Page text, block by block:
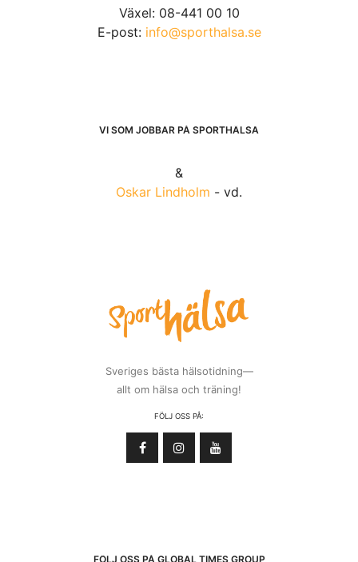
Växel: 08-441 00 10
E-post: info@sporthalsa.se
VI SOM JOBBAR PÅ SPORTHÄLSA
&
Oskar Lindholm - vd.
Sveriges bästa hälsotidning—
allt om hälsa och träning!
FÖLJ OSS PÅ:
FÖLJ OSS PÅ GLOBAL TIMES GROUP